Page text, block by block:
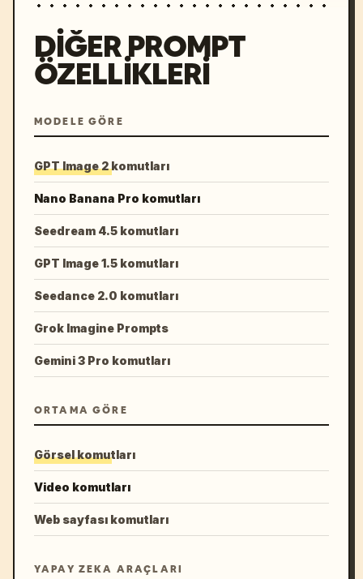
DIĞER PROMPT
ÖZELLIKLERI
MODELE GÖRE
GPT Image 2 komutları
Nano Banana Pro komutları
Seedream 4.5 komutları
GPT Image 1.5 komutları
Seedance 2.0 komutları
Grok Imagine Prompts
Gemini 3 Pro komutları
ORTAMA GÖRE
Görsel komutları
Video komutları
Web sayfası komutları
YAPAY ZEKA ARAÇLARI